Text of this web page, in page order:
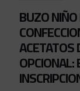
BUZO